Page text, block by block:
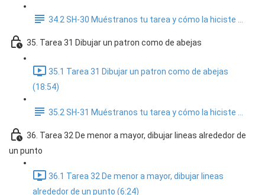
34.2 SH-30 Muéstranos tu tarea y cómo la hiciste ...
35. Tarea 31 Dibujar un patron como de abejas
35.1 Tarea 31 Dibujar un patron como de abejas
(18:54)
35.2 SH-31 Muéstranos tu tarea y cómo la hiciste ...
36. Tarea 32 De menor a mayor, dibujar lineas alrededor de
un punto
36.1 Tarea 32 De menor a mayor, dibujar lineas
alrededor de un punto (6:24)